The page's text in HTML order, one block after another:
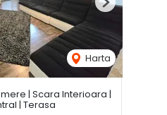
Harta
Next
| Scara Interioara |
| Terasa